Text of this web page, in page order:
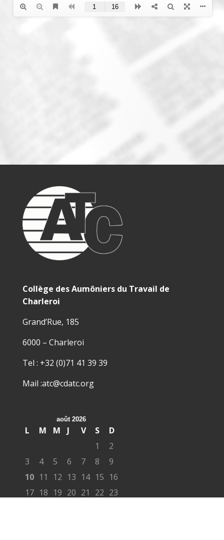
Collège des Aumôniers du Travail de
Charleroi
Grand’Rue, 185
6000 – Charleroi
Tel : +32 (0)71 41 39 39
Mail :atc@cdatc.org
août 2026
L M M J V S
D
1
2
3
4 5 6 7 8
9
10 11 12 13 14 15 16
17 18 19 20 21 22 23